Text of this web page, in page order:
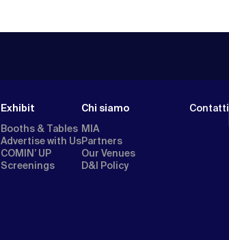
Exhibit
Booths & Tables
Advertise with Us
COMIN’ UP
Screenings
Chi siamo
MIA
Partners
Our Venues
D&I Policy
Contatti